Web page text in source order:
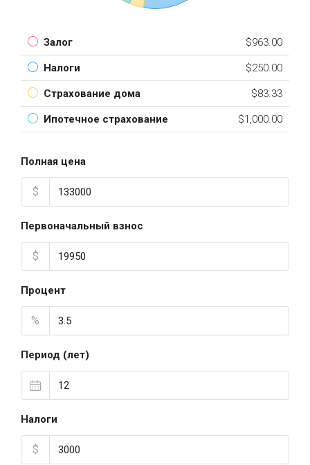
Залог $963.00
Налоги $250.00
Страхование дома $83.33
Ипотечное страхование $1,000.00
Полная цена
$
Первоначальный взнос
$
Процент
%
Период (лет)
Налоги
$